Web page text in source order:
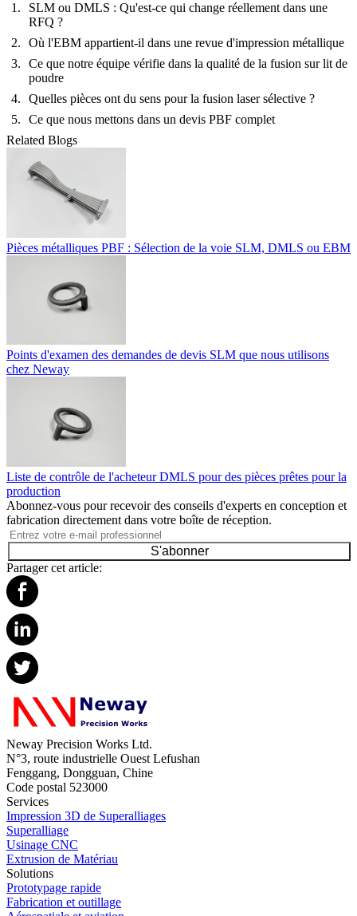
SLM ou DMLS : Qu'est-ce qui change réellement dans une
RFQ ?
Où l'EBM appartient-il dans une revue d'impression métallique
Ce que notre équipe vérifie dans la qualité de la fusion sur lit de
poudre
Quelles pièces ont du sens pour la fusion laser sélective ?
Ce que nous mettons dans un devis PBF complet
Related Blogs
Pièces métalliques PBF : Sélection de la voie SLM, DMLS ou EBM
Points d'examen des demandes de devis SLM que nous utilisons
chez Neway
Liste de contrôle de l'acheteur DMLS pour des pièces prêtes pour la
production
Abonnez-vous pour recevoir des conseils d'experts en conception et
fabrication directement dans votre boîte de réception.
S'abonner
Partager cet article:
Neway Precision Works Ltd.
N°3, route industrielle Ouest Lefushan
Fenggang, Dongguan, Chine
Code postal 523000
Services
Impression 3D de Superalliages
Superalliage
Usinage CNC
Extrusion de Matériau
Solutions
Prototypage rapide
Fabrication et outillage